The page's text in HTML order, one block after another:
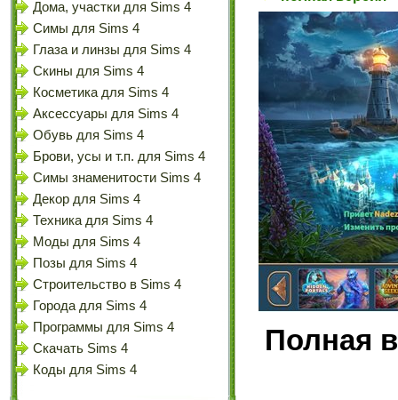
Дома, участки для Sims 4
Симы для Sims 4
Глаза и линзы для Sims 4
Скины для Sims 4
Косметика для Sims 4
Аксессуары для Sims 4
Обувь для Sims 4
Брови, усы и т.п. для Sims 4
Симы знаменитости Sims 4
Декор для Sims 4
Техника для Sims 4
Моды для Sims 4
Позы для Sims 4
Строительство в Sims 4
Города для Sims 4
Программы для Sims 4
Скачать Sims 4
Коды для Sims 4
Полная